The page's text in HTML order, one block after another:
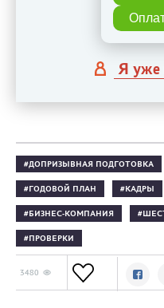
Я уже
ДОПРИЗЫВНАЯ ПОДГОТОВКА
ГОДОВОЙ ПЛАН КАДРЫ
БИЗНЕС-КОМПАНИЯ
ПРОВЕРКИ
3480